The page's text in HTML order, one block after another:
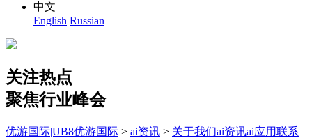
中文
English Russian
关注热点
聚焦行业峰会
优游国际|UB8优游国际 > ai资讯 > 关于我们ai资讯ai应用联系